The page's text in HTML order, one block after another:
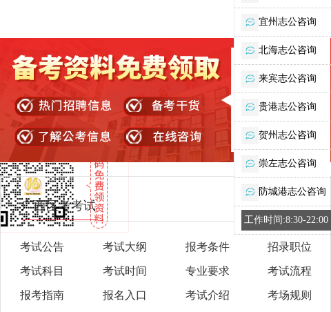
广西区考考试
考试公告 考试大纲 报考条件 招录职位
考试科目 考试时间 专业要求 考试流程
报考指南 报名入口 考试介绍 考场规则
宜州志公咨询
北海志公咨询
来宾志公咨询
贵港志公咨询
贺州志公咨询
崇左志公咨询
防城港志公咨询
工作时间:8:30-22:00